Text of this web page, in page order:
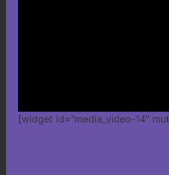
[widget id="media_video-14"